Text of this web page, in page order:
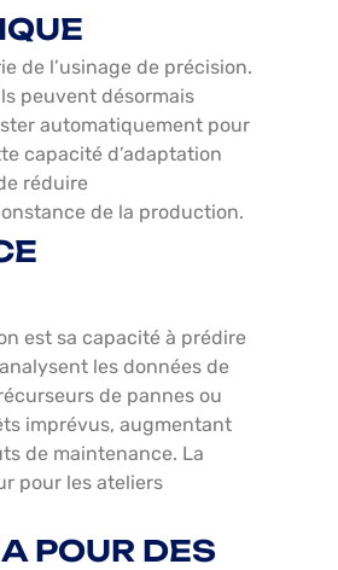
de l’usinage de précision.
peuvent désormais
automatiquement pour
capacité d’adaptation
réduire
de la production.
est sa capacité à prédire
analysent les données de
de pannes ou
imprévus, augmentant
de maintenance. La
pour les ateliers
POUR DES